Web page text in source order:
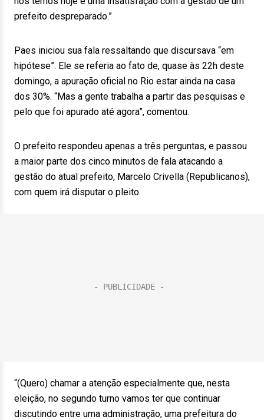
prefeito despreparado.”
Paes iniciou sua fala ressaltando que discursava “em
hipótese”. Ele se referia ao fato de, quase às 22h deste
domingo, a apuração oficial no Rio estar ainda na casa
dos 30%. “Mas a gente trabalha a partir das pesquisas e
pelo que foi apurado até agora”, comentou.
O prefeito respondeu apenas a três perguntas, e passou
a maior parte dos cinco minutos de fala atacando a
gestão do atual prefeito, Marcelo Crivella (Republicanos),
com quem irá disputar o pleito.
“(Quero) chamar a atenção especialmente que, nesta
eleição, no segundo turno vamos ter que continuar
discutindo entre uma administração, uma prefeitura do